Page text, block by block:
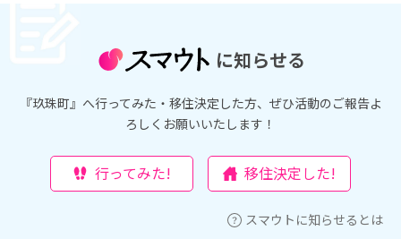
に知らせる
『玖珠町』へ行ってみた・移住決定した方、ぜひ活動のご報告よ
ろしくお願いいたします！
行ってみた! 移住決定した!
スマウトに知らせるとは